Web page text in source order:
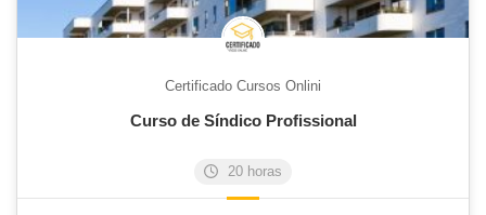
Certificado Cursos Onlini
Curso de Síndico Profissional
20 horas